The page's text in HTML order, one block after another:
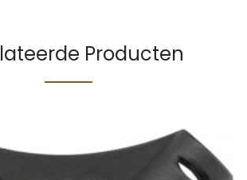
Producten